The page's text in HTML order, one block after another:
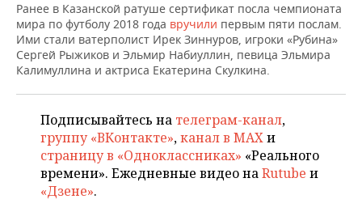
ТЕЛЕКОММУНИКАЦИИ
БИЗНЕС-БРАНЧИ
ONLINE-КОНФЕРЕНЦИИ
ОТКРЫТАЯ ЛЕКЦИЯ
ФУТБОЛ
ХОККЕЙ
БАСКЕТБОЛ
ВОЛЕЙБОЛ
КИБЕРСПОРТ
ФИГУРНОЕ КАТАНИЕ
НОВОСТИ ОБЩЕСТВА
ВЛАСТЬ
ИНФРАСТРУКТУРА
ИСТОРИЯ
КУЛЬТУРА
МЕДИЦИНА
ФОТОГАЛЕРЕЯ
СЮЖЕТЫ
СПРАВОЧНИК
СПИСОК ПЕРСОН
СПИСОК КОМПАНИЙ
ПОЛНАЯ ВЕРСИЯ
Ранее в Казанской ратуше сертификат посла чемпионата
мира по футболу 2018 года вручили первым пяти послам.
Ими стали ватерполист Ирек Зиннуров, игроки «Рубина»
Сергей Рыжиков и Эльмир Набиуллин, певица Эльмира
Калимуллина и актриса Екатерина Скулкина.
Подписывайтесь на телеграм-канал,
группу «ВКонтакте»,канал в MAXи
страницу в «Одноклассниках» «Реального
времени». Ежедневные видео наRutube и
«Дзене».